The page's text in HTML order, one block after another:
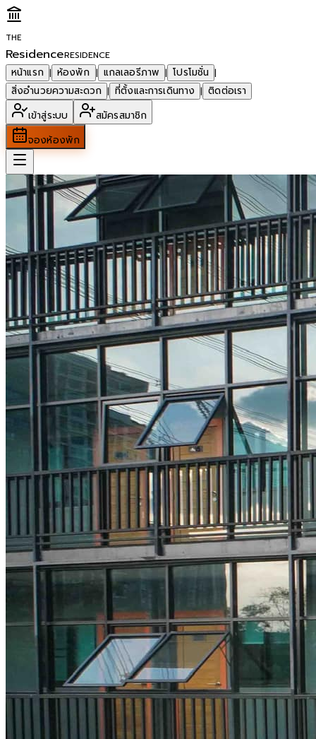
THE
ResidenceRESIDENCE
หน้าแรก | ห้องพัก | แกลเลอรีภาพ | โปรโมชั่น |
สิ่งอำนวยความสะดวก | ที่ตั้งและการเดินทาง | ติดต่อเรา
เข้าสู่ระบบ
สมัครสมาชิก
จองห้องพัก